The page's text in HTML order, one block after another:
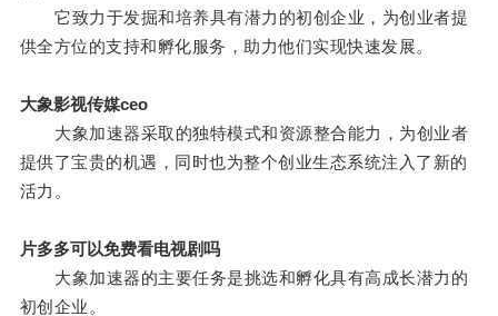
它致力于发掘和培养具有潜力的初创企业，为创业者提
供全方位的支持和孵化服务，助力他们实现快速发展。
大象影视传媒ceo
大象加速器采取的独特模式和资源整合能力，为创业者
提供了宝贵的机遇，同时也为整个创业生态系统注入了新的
活力。
片多多可以免费看电视剧吗
大象加速器的主要任务是挑选和孵化具有高成长潜力的
初创企业。